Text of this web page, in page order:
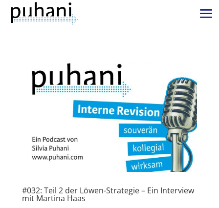
#032: Teil 2 der Löwen-Strategie – Ein Interview
mit Martina Haas